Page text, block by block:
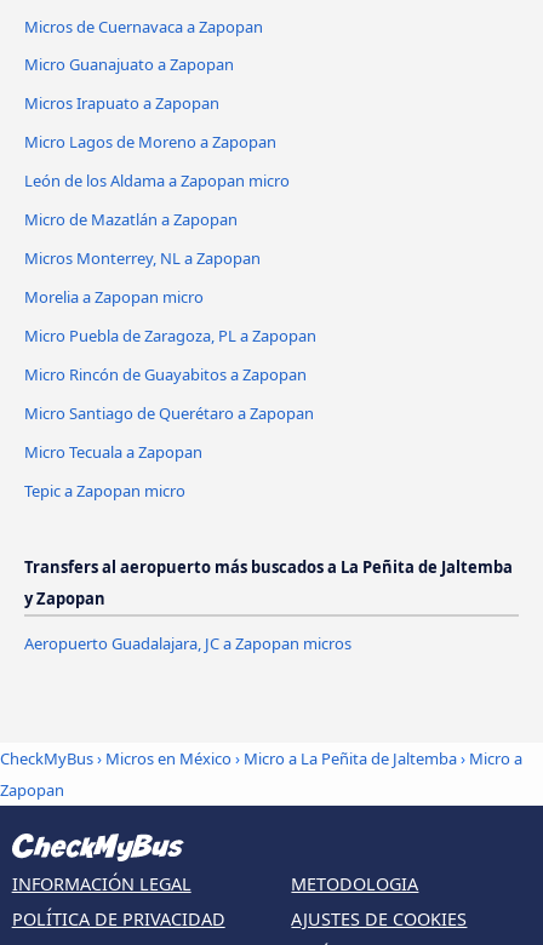
Micros de Cuernavaca a Zapopan
Micro Guanajuato a Zapopan
Micros Irapuato a Zapopan
Micro Lagos de Moreno a Zapopan
León de los Aldama a Zapopan micro
Micro de Mazatlán a Zapopan
Micros Monterrey, NL a Zapopan
Morelia a Zapopan micro
Micro Puebla de Zaragoza, PL a Zapopan
Micro Rincón de Guayabitos a Zapopan
Micro Santiago de Querétaro a Zapopan
Micro Tecuala a Zapopan
Tepic a Zapopan micro
Transfers al aeropuerto más buscados a La Peñita de Jaltemba
y Zapopan
Aeropuerto Guadalajara, JC a Zapopan micros
CheckMyBus› Micros en México› Micro a La Peñita de Jaltemba› Micro a
Zapopan
INFORMACIÓN LEGAL
POLÍTICA DE PRIVACIDAD
METODOLOGIA
AJUSTES DE COOKIES